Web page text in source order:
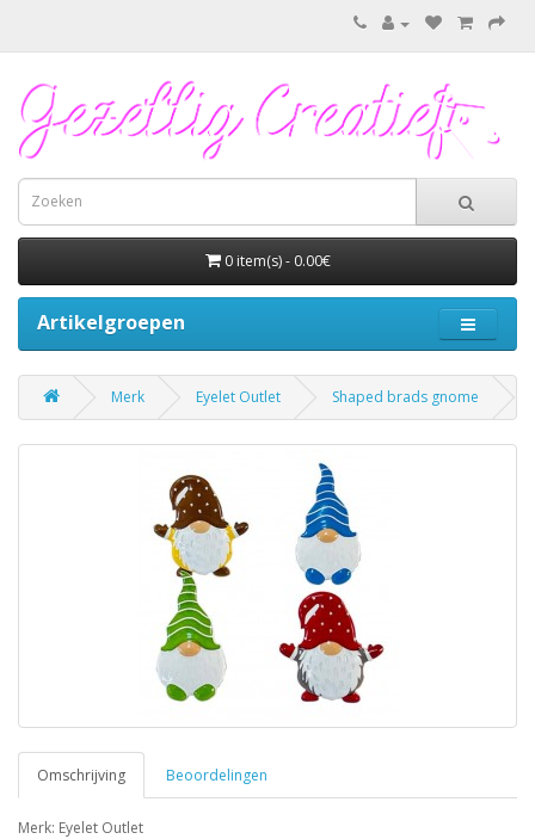
0 item(s) - 0.00€
Artikelgroepen
Merk Eyelet Outlet Shaped brads gnome
Omschrijving Beoordelingen
Merk: Eyelet Outlet